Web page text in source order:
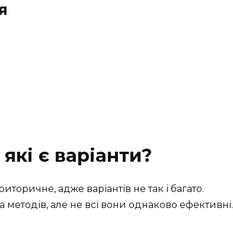
є варіанти?
адже варіантів не так і багато.
але не всі вони однаково ефективні.